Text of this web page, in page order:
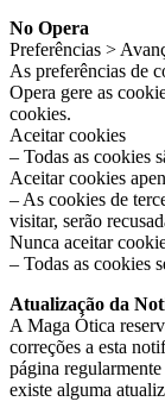
No Opera
Preferências >
As preferências de
Opera gere as
cookies.
Aceitar cookies
– Todas as cookies
Aceitar cookies
– As cookies de
visitar, serão
Nunca aceitar
– Todas as cookies
Atualização da
A Maga Ótica
correções a esta
página
existe alguma